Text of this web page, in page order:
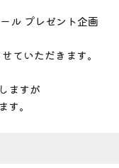
ル プレゼント企画
ていただきます。
ますが
。